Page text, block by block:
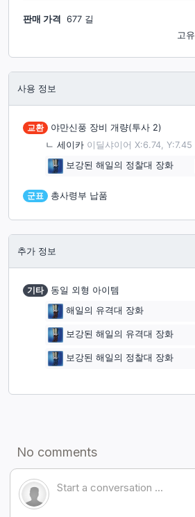
판매 가격
677 길
고유
사용 정보
교환
야만신풍 장비 개량(투사 2)
ㄴ 세이카 이딜샤이어 X:6.74, Y:7.45
보강된 해일의 정찰대 장화
군표 총사령부 납품
추가 정보
기타
동일 외형 아이템
해일의 유격대 장화
보강된 해일의 유격대 장화
보강된 해일의 정찰대 장화